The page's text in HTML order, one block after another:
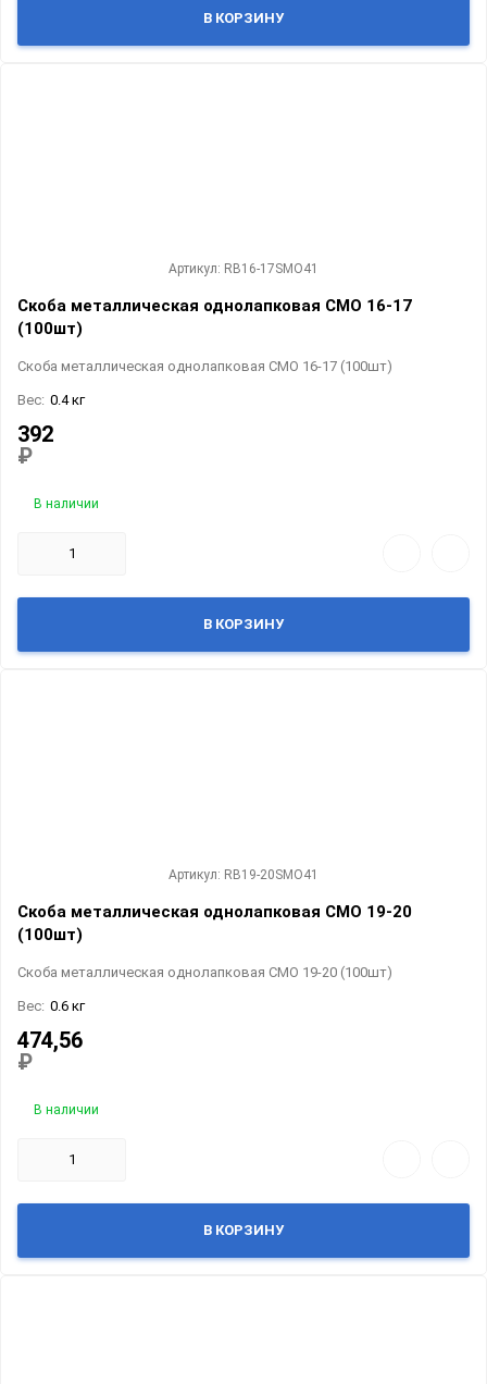
В КОРЗИНУ
Артикул: RB16-17SMO41
Скоба металлическая однолапковая СМО 16-17
(100шт)
Скоба металлическая однолапковая СМО 16-17 (100шт)
Вес: 0.4 кг
392
₽
В наличии
В КОРЗИНУ
Артикул: RB19-20SMO41
Скоба металлическая однолапковая СМО 19-20
(100шт)
Скоба металлическая однолапковая СМО 19-20 (100шт)
Вес: 0.6 кг
474,56
₽
В наличии
В КОРЗИНУ